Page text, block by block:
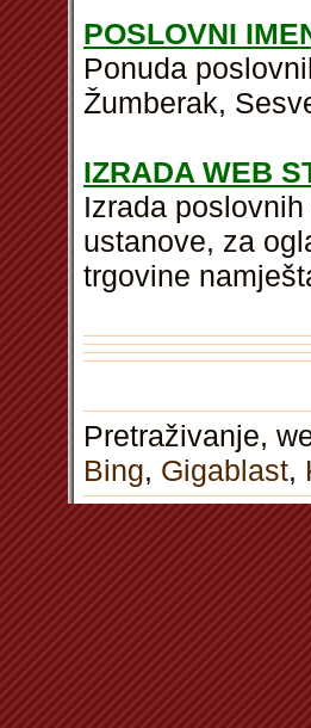
POSLOVNI
Ponuda
Žumberak,
IZRADA WEB
Izrada
ustanove, za
trgovine
Pretraživanje,
Bing, Gigablast,